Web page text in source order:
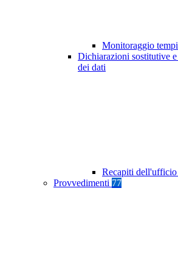
Monitoraggio
Dichiarazioni sostitutive
dei dati
Recapiti dell'ufficio
Provvedimenti 77